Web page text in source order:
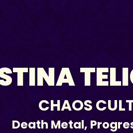
CHAOS
Death Metal,